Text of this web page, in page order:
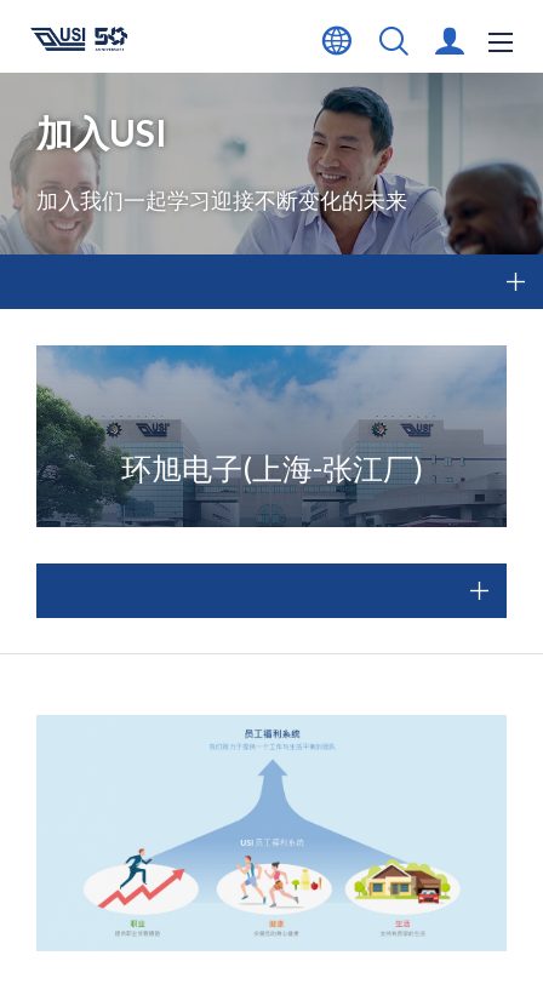
加入USI
加入我们一起学习迎接不断变化的未来
环旭电子(上海-张江厂)